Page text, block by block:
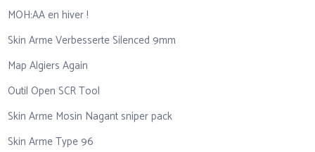
MOH:AA en hiver !
Skin Arme Verbesserte Silenced 9mm
Map Algiers Again
Outil Open SCR Tool
Skin Arme Mosin Nagant sniper pack
Skin Arme Type 96